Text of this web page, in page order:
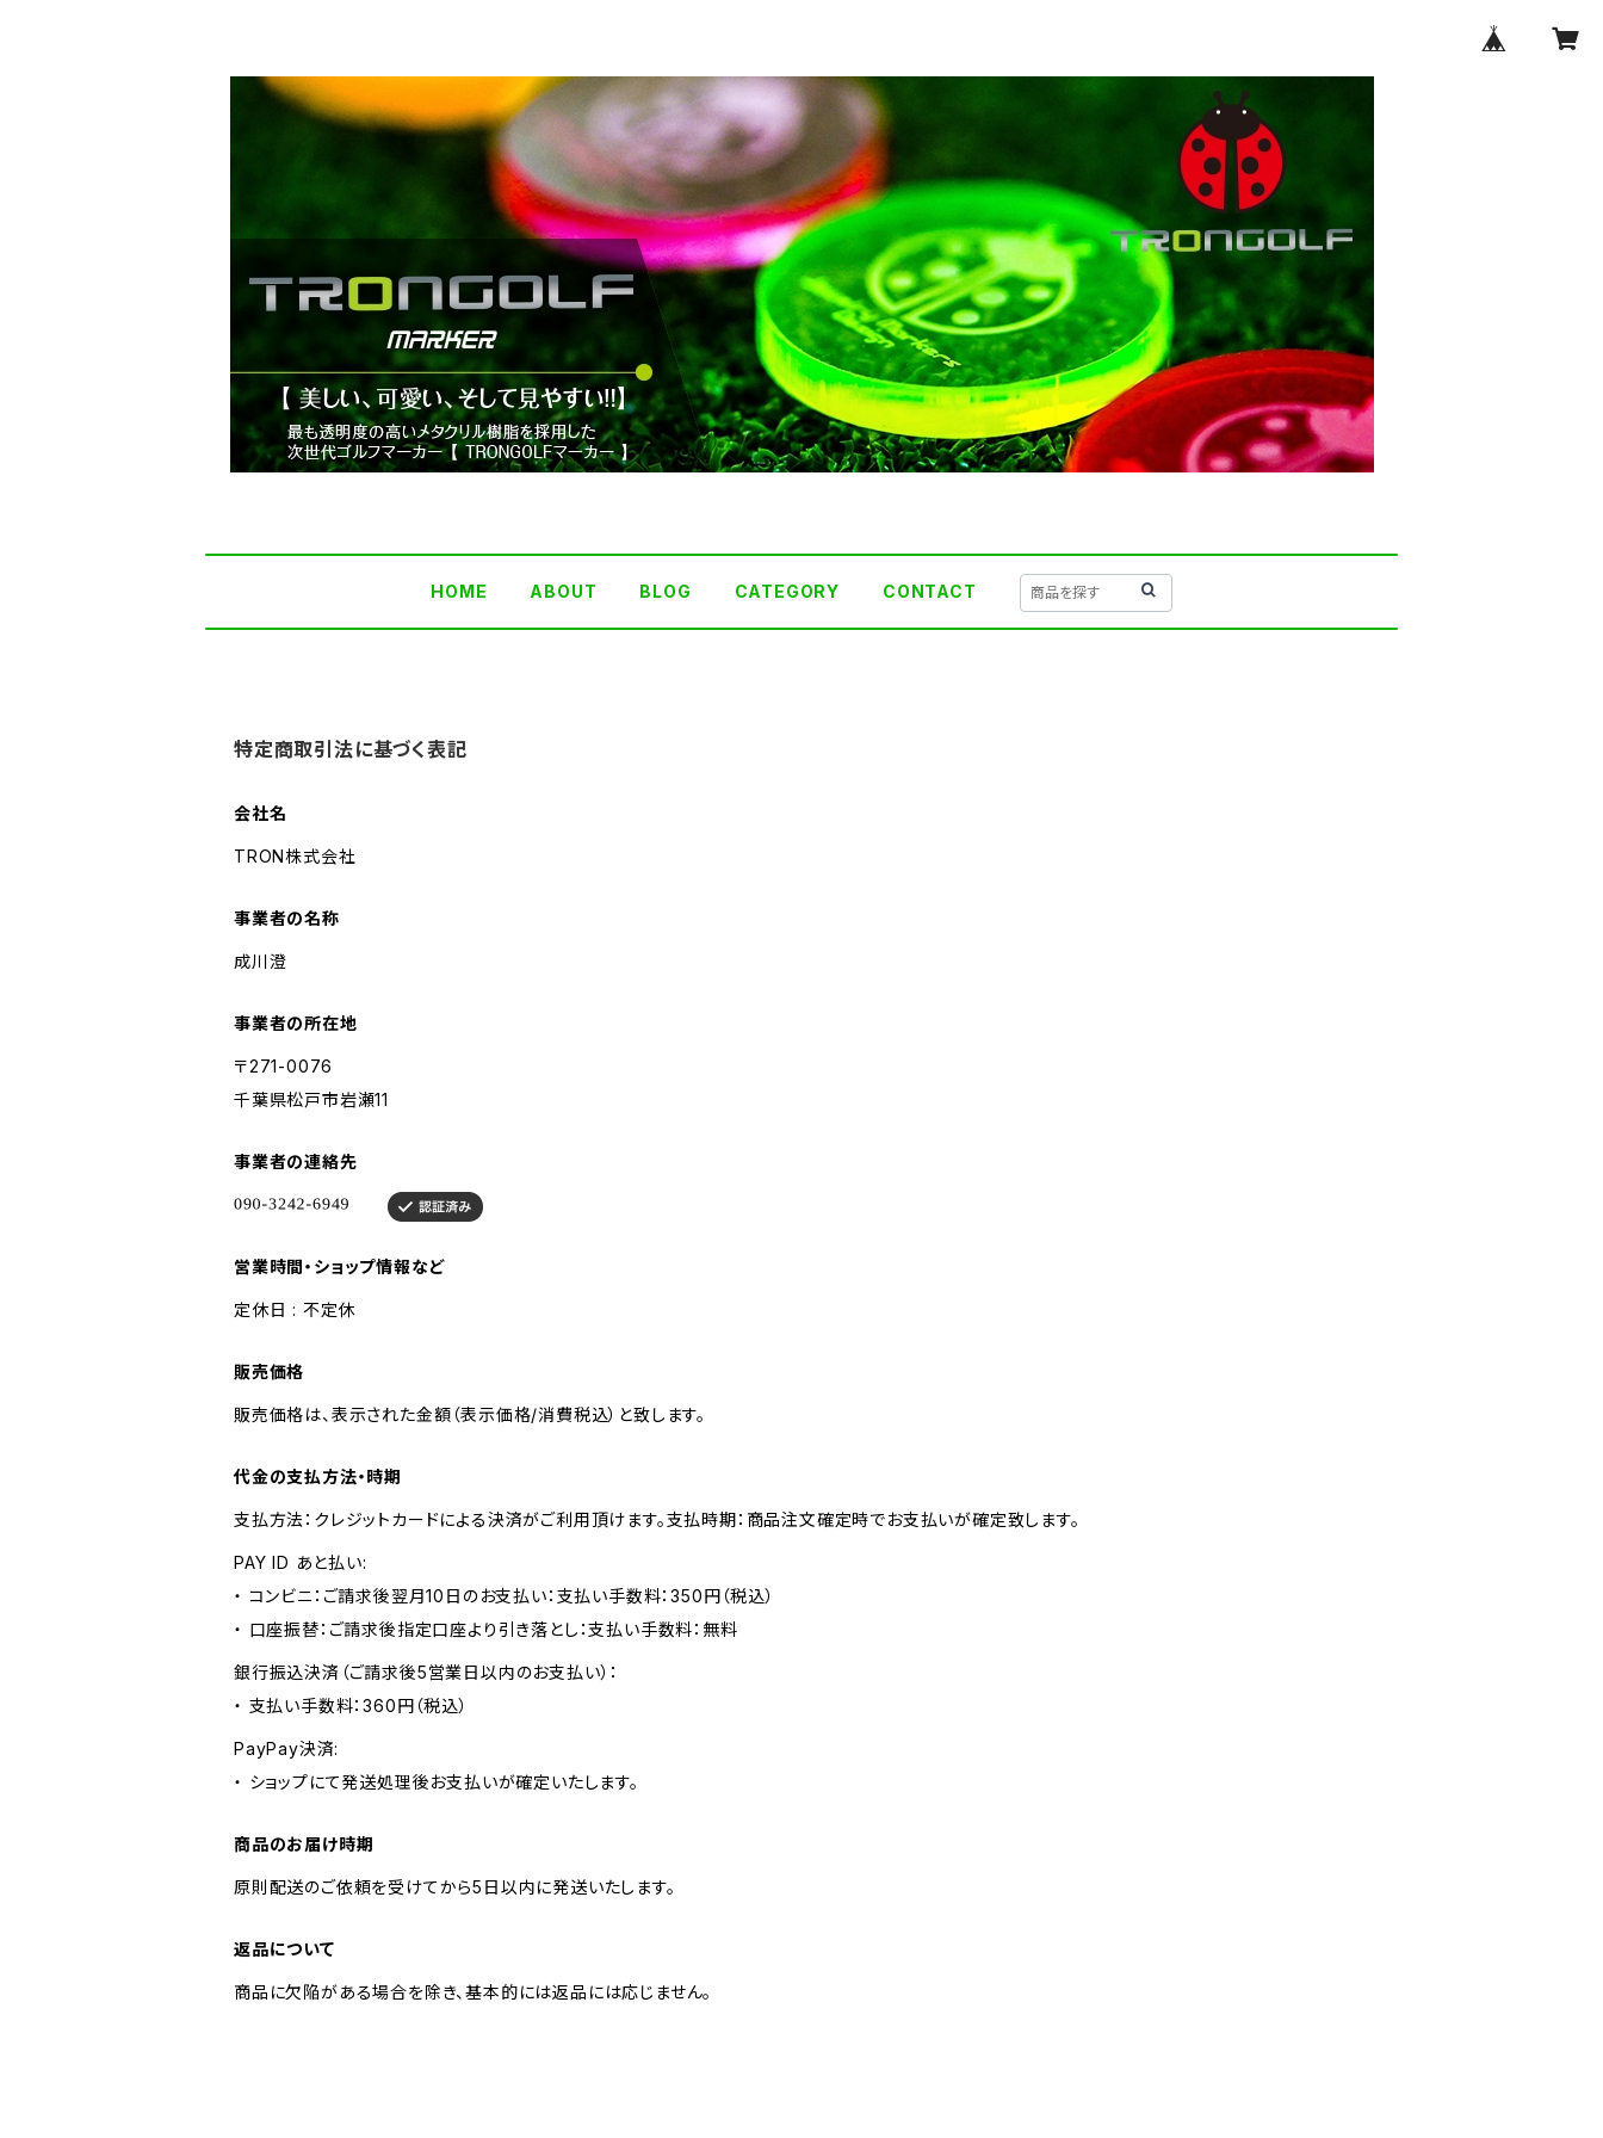
HOME ABOUT BLOG CATEGORY CONTACT
特定商取引法に基づく表記
会社名
TRON株式会社
事業者の名称
成川澄
事業者の所在地
〒271-0076
千葉県松戸市岩瀬11
事業者の連絡先
営業時間・ショップ情報など
定休日 : 不定休
販売価格
販売価格は、表示された金額（表示価格/消費税込）と致します。
代金の支払方法・時期
支払方法：クレジットカードによる決済がご利用頂けます。支払時期：商品注文確定時でお支払いが確定致します。
PAY ID あと払い:
・ コンビニ：ご請求後翌月10日のお支払い：支払い手数料：350円（税込）
・ 口座振替：ご請求後指定口座より引き落とし：支払い手数料：無料
銀行振込決済（ご請求後5営業日以内のお支払い）：
・ 支払い手数料：360円（税込）
PayPay決済:
・ ショップにて発送処理後お支払いが確定いたします。
商品のお届け時期
原則配送のご依頼を受けてから5日以内に発送いたします。
返品について
商品に欠陥がある場合を除き、基本的には返品には応じません。